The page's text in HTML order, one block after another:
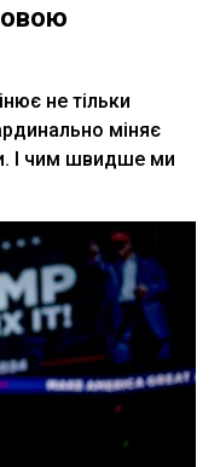
не тільки
міняє
І чим швидше ми